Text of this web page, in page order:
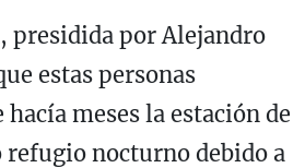
presidida por Alejandro
estas personas
meses la estación de
refugio nocturno debido a